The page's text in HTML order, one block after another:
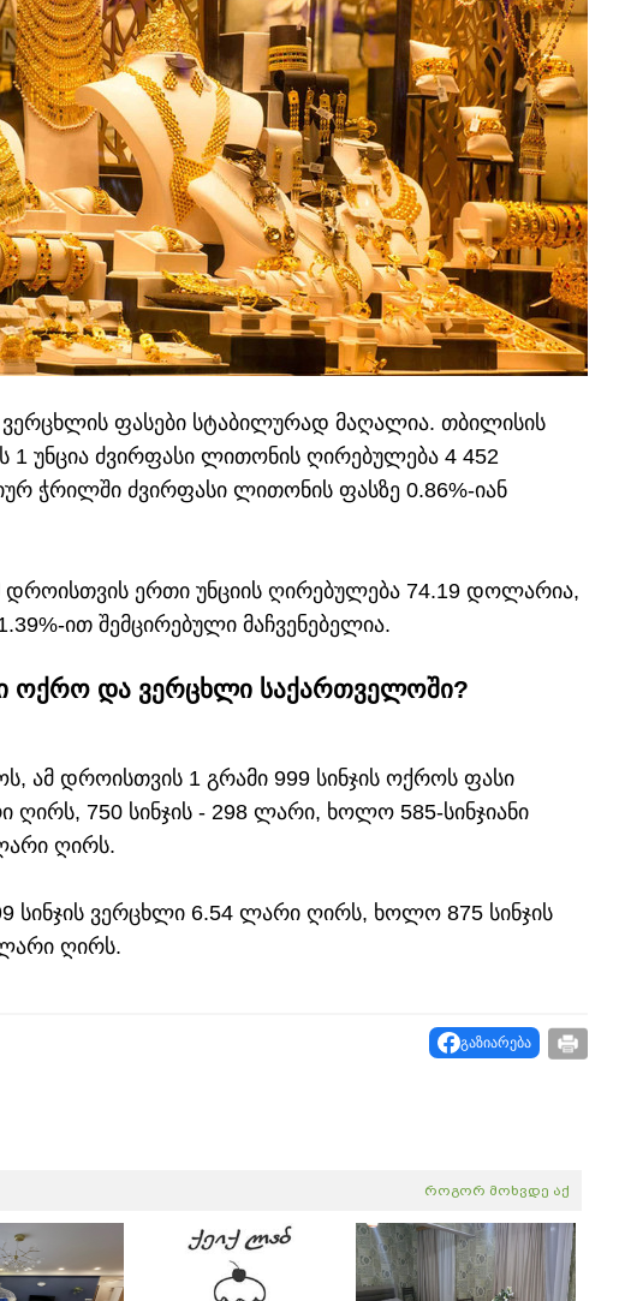
ფასები სტაბილურად მაღალია. თბილისის
1 უნცია ძვირფასი ლითონის ღირებულება 4 452
ჭრილში ძვირფასი ლითონის ფასზე 0.86%-იან
დროისთვის ერთი უნციის ღირებულება 74.19 დოლარია,
ით შემცირებული მაჩვენებელია.
ოქრო ­და ვ­ერცხლი საქართველოში?
ამ დროისთვის 1 გრამი 999 სინჯის ოქროს ფასი
750 სინჯის - 298 ლარი, ხოლო 585-სინჯიანი
ღირს.
სინჯის ვერცხლი 6.54 ლარი ღირს, ხოლო 875 სინჯის
ღირს.
გაზიარება
როგორ მოხვდე აქ